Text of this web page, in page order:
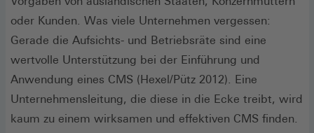
oder Kunden. Was viele Unternehmen vergessen:
Gerade die Aufsichts- und Betriebsräte sind eine
wertvolle Unterstützung bei der Einführung und
Anwendung eines CMS (Hexel/Pütz 2012). Eine
Unternehmensleitung, die diese in die Ecke treibt, wird
kaum zu einem wirksamen und effektiven CMS finden.